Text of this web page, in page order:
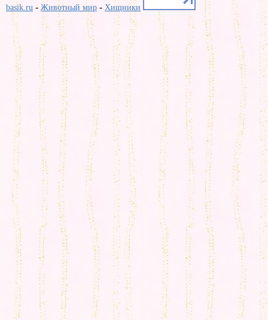
basik.ru - Животный мир - Хищники